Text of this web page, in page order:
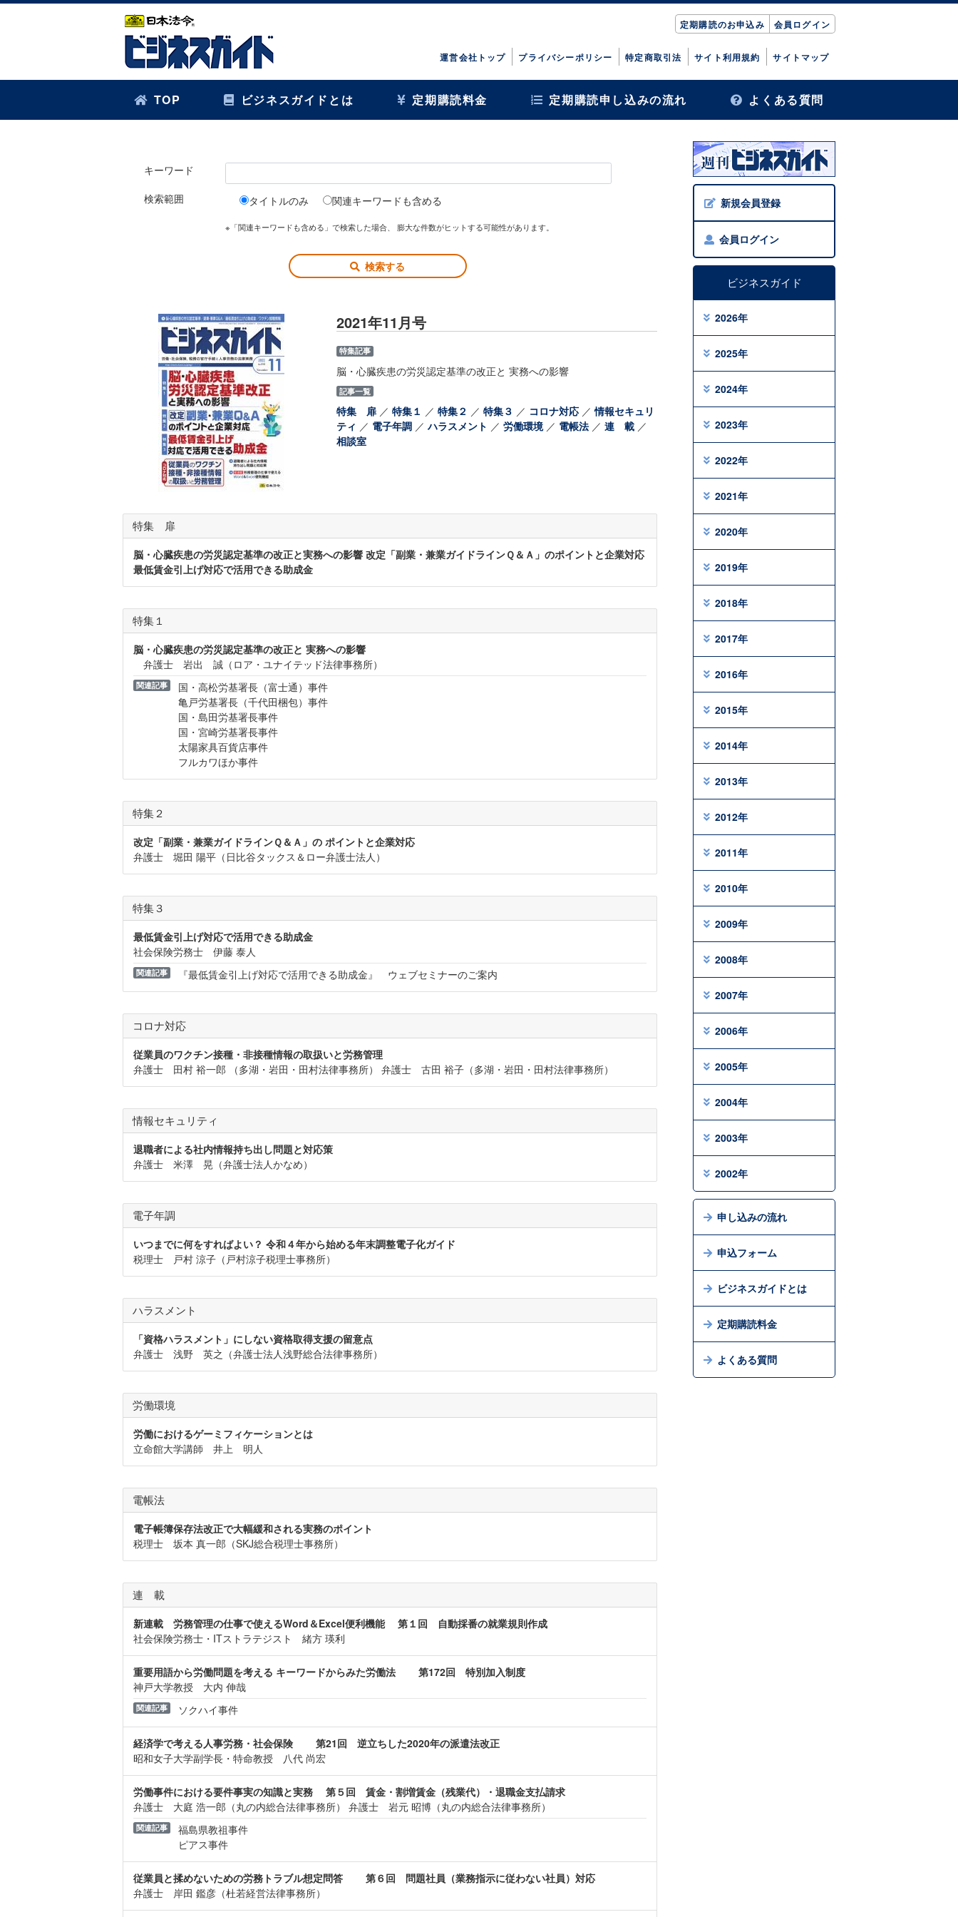
定期購読のお申込み 会員ログイン
運営会社トップ プライバシーポリシー 特定商取引法 サイト利用規約 サイトマップ
TOP ビジネスガイドとは 定期購読料金 定期購読申し込みの流れ よくある質問
キーワード
検索範囲 タイトルのみ 関連キーワードも含める
※「関連キーワードも含める」で検索した場合、 膨大な件数がヒットする可能性があります。
検索する
2021年11月号
特集記事
脳・心臓疾患の労災認定基準の改正と 実務への影響
記事一覧
特集 扉 ／ 特集１ ／ 特集２ ／ 特集３ ／ コロナ対応 ／情報セキュリ
ティ ／ 電子年調 ／ハラスメント ／ 労働環境／ 電帳法 ／ 連 載 ／
相談室
特集 扉
脳・心臓疾患の労災認定基準の改正と実務への影響 改定「副業・兼業ガイドラインＱ＆Ａ」のポイントと企業対応
最低賃金引上げ対応で活用できる助成金
特集１
脳・心臓疾患の労災認定基準の改正と 実務への影響
弁護士 岩出 誠（ロア・ユナイテッド法律事務所）
関連記事
国・高松労基署長（富士通）事件
亀戸労基署長（千代田梱包）事件
国・島田労基署長事件
国・宮崎労基署長事件
太陽家具百貨店事件
フルカワほか事件
特集２
改定「副業・兼業ガイドラインＱ＆Ａ」の ポイントと企業対応
弁護士 堀田 陽平（日比谷タックス＆ロー弁護士法人）
特集３
最低賃金引上げ対応で活用できる助成金
社会保険労務士 伊藤 泰人
関連記事 『最低賃金引上げ対応で活用できる助成金』 ウェブセミナーのご案内
コロナ対応
従業員のワクチン接種・非接種情報の取扱いと労務管理
弁護士 田村 裕一郎 （多湖・岩田・田村法律事務所） 弁護士 古田 裕子（多湖・岩田・田村法律事務所）
情報セキュリティ
退職者による社内情報持ち出し問題と対応策
弁護士 米澤 晃（弁護士法人かなめ）
電子年調
いつまでに何をすればよい？ 令和４年から始める年末調整電子化ガイド
税理士 戸村 涼子（戸村涼子税理士事務所）
ハラスメント
「資格ハラスメント」にしない資格取得支援の留意点
弁護士 浅野 英之（弁護士法人浅野総合法律事務所）
労働環境
労働におけるゲーミフィケーションとは
立命館大学講師 井上 明人
電帳法
電子帳簿保存法改正で大幅緩和される実務のポイント
税理士 坂本 真一郎（SKJ総合税理士事務所）
連 載
新連載 労務管理の仕事で使えるWord＆Excel便利機能 第１回 自動採番の就業規則作成
社会保険労務士・ITストラテジスト 緒方 瑛利
重要用語から労働問題を考える キーワードからみた労働法 第172回 特別加入制度
神戸大学教授 大内 伸哉
関連記事 ソクハイ事件
経済学で考える人事労務・社会保険 第21回 逆立ちした2020年の派遣法改正
昭和女子大学副学長・特命教授 八代 尚宏
労働事件における要件事実の知識と実務 第５回 賃金・割増賃金（残業代）・退職金支払請求
弁護士 大庭 浩一郎（丸の内総合法律事務所） 弁護士 岩元 昭博（丸の内総合法律事務所）
関連記事
福島県教祖事件
ピアス事件
従業員と揉めないための労務トラブル想定問答 第６回 問題社員（業務指示に従わない社員）対応
弁護士 岸田 鑑彦（杜若経営法律事務所）
新規会員登録
会員ログイン
ビジネスガイド
2026年
2025年
2024年
2023年
2022年
2021年
2020年
2019年
2018年
2017年
2016年
2015年
2014年
2013年
2012年
2011年
2010年
2009年
2008年
2007年
2006年
2005年
2004年
2003年
2002年
申し込みの流れ
申込フォーム
ビジネスガイドとは
定期購読料金
よくある質問